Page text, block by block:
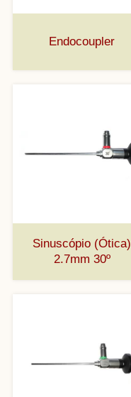
Endocoupler
Sinuscópio (Ótica)
2.7mm 30º